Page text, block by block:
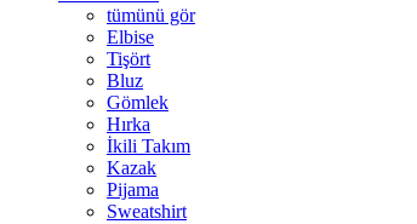
tümünü gör
Elbise
Tişört
Bluz
Gömlek
Hırka
İkili Takım
Kazak
Pijama
Sweatshirt